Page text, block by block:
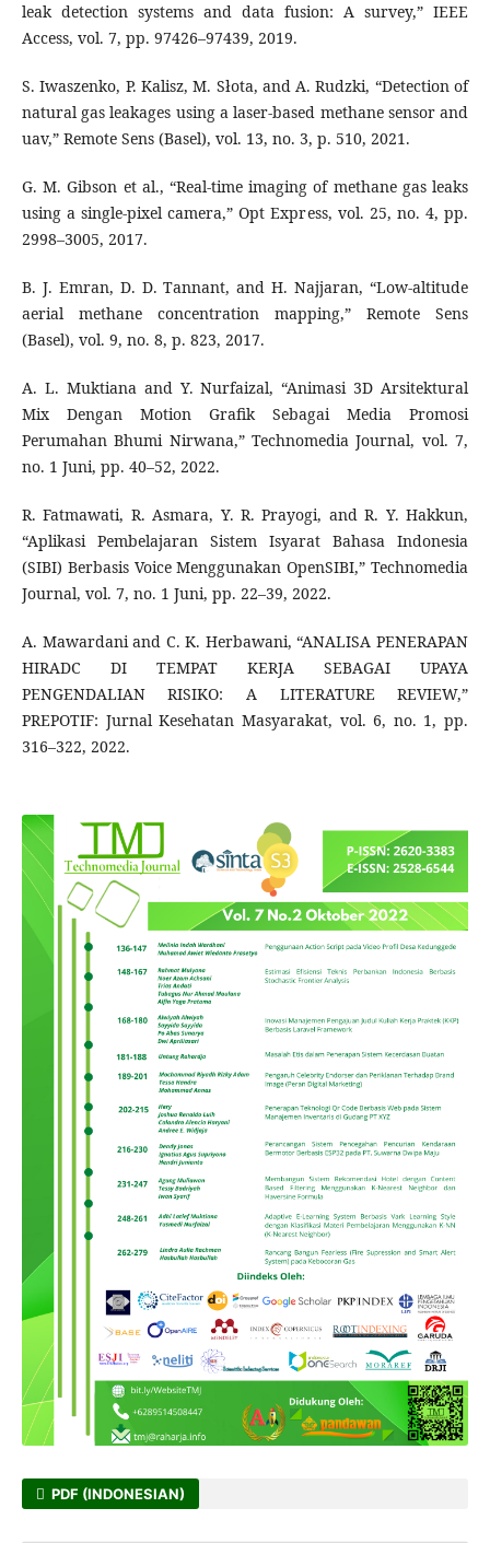
leak detection systems and data fusion: A survey,” IEEE
Access, vol. 7, pp. 97426–97439, 2019.
S. Iwaszenko, P. Kalisz, M. Słota, and A. Rudzki, “Detection of
natural gas leakages using a laser-based methane sensor and
uav,” Remote Sens (Basel), vol. 13, no. 3, p. 510, 2021.
G. M. Gibson et al., “Real-time imaging of methane gas leaks
using a single-pixel camera,” Opt Express, vol. 25, no. 4, pp.
2998–3005, 2017.
B. J. Emran, D. D. Tannant, and H. Najjaran, “Low-altitude
aerial methane concentration mapping,” Remote Sens
(Basel), vol. 9, no. 8, p. 823, 2017.
A. L. Muktiana and Y. Nurfaizal, “Animasi 3D Arsitektural
Mix Dengan Motion Grafik Sebagai Media Promosi
Perumahan Bhumi Nirwana,” Technomedia Journal, vol. 7,
no. 1 Juni, pp. 40–52, 2022.
R. Fatmawati, R. Asmara, Y. R. Prayogi, and R. Y. Hakkun,
“Aplikasi Pembelajaran Sistem Isyarat Bahasa Indonesia
(SIBI) Berbasis Voice Menggunakan OpenSIBI,” Technomedia
Journal, vol. 7, no. 1 Juni, pp. 22–39, 2022.
A. Mawardani and C. K. Herbawani, “ANALISA PENERAPAN
HIRADC DI TEMPAT KERJA SEBAGAI UPAYA
PENGENDALIAN RISIKO: A LITERATURE REVIEW,”
PREPOTIF: Jurnal Kesehatan Masyarakat, vol. 6, no. 1, pp.
316–322, 2022.
PDF (INDONESIAN)